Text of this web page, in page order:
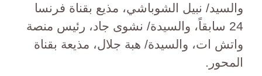
والسيد/ نبيل الشوباشي، مذيع بقناة فرنسا
24 سابقاً، والسيدة/ نشوى جاد، رئيس منصة
واتش ات، والسيدة/ هبة جلال، مذيعة بقناة
المحور.